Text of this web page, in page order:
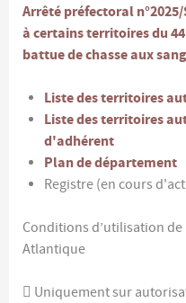
Arrêté préfectoral
à certains territoires du
battue de chasse aux
Liste des territoires
Liste des territoires
d'adhérent
Plan de département
Registre (en cours
Conditions d’utilisation
Atlantique
 Uniquement sur